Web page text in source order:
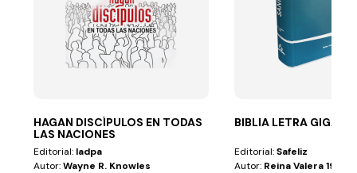
HAGAN DISCÍPULOS EN TODAS
LAS NACIONES
Editorial: Iadpa
Autor:Wayne R. Knowles
BIBLIA LETRA
Editorial:Safeliz
Autor: Reina Valera 1995